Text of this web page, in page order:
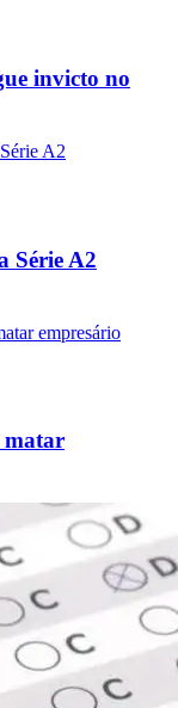
invicto no
Série A2
matar